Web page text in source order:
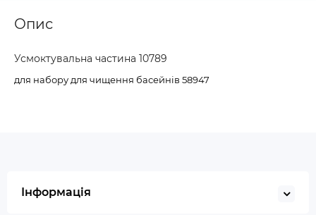
Опис
Усмоктувальна частина 10789
для набору для чищення басейнів 58947
Інформація